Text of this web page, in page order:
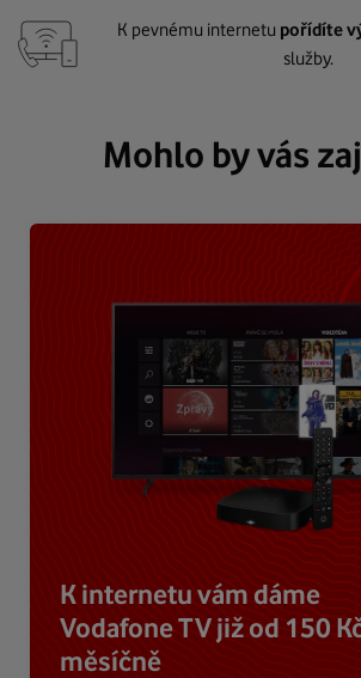
K pevnému internetu pořídíte
služby.
Mohlo by vás
K internetu vám dáme
Vodafone TV již od 150
měsíčně